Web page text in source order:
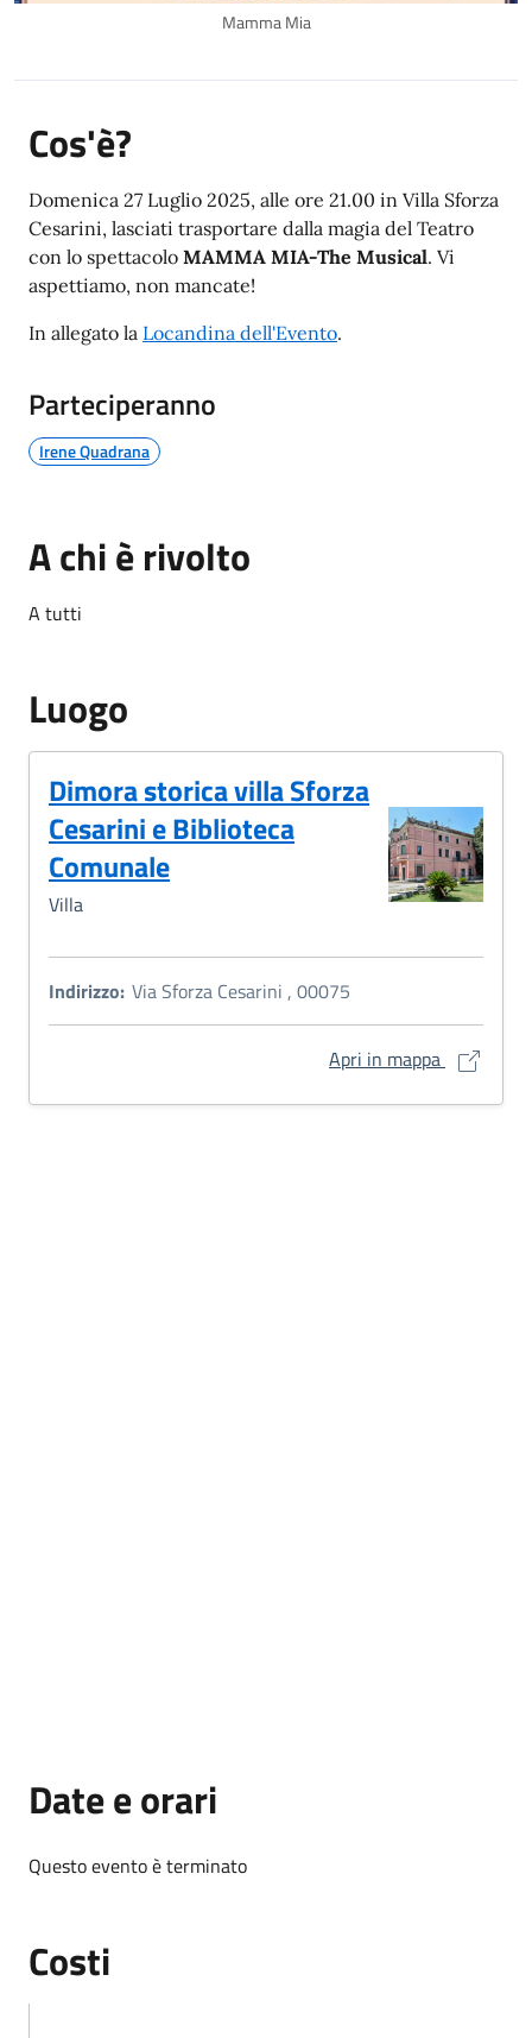
Mamma Mia
Cos'è?
Domenica 27 Luglio 2025, alle ore 21.00 in Villa Sforza
Cesarini, lasciati trasportare dalla magia del Teatro
con lo spettacolo MAMMA MIA-The Musical. Vi
aspettiamo, non mancate!
In allegato la Locandina dell'Evento.
Parteciperanno
Irene Quadrana
A chi è rivolto
A tutti
Luogo
Dimora storica villa Sforza
Cesarini e Biblioteca
Comunale
Villa
Indirizzo: Via Sforza Cesarini , 00075
Apri in mappa Dimora
Date e orari
Questo evento è terminato
Costi